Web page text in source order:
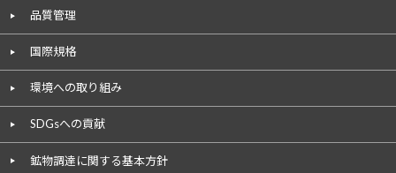
品質管理
国際規格
環境への取り組み
SDGsへの貢献
鉱物調達に関する基本方針